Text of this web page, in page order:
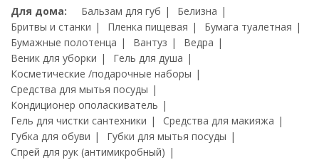
Для дома:
Бальзам для губ
Белизна
Бритвы и станки
Пленка пищевая
Бумага туалетная
Бумажные полотенца
Вантуз
Ведра
Веник для уборки
Гель для душа
Косметические /подарочные наборы
Средства для мытья посуды
Кондиционер ополаскиватель
Гель для чистки сантехники
Средства для макияжа
Губка для обуви
Губки для мытья посуды
Спрей для рук (антимикробный)